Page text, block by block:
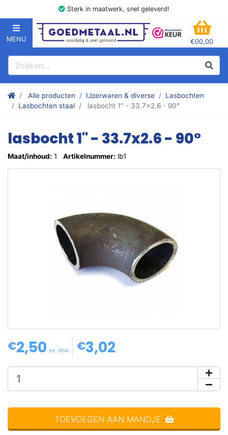
Sterk in maatwerk, snel geleverd!
MENU
GOEDMETAAL.NL
€00,00
Zoeken
Zoek
Stalen kokers, hoekstaal, Balk, Buizen Plat, Strippen, Plaat en
Alle producten IJzerwaren & diverse
Lasbochten
Lasbochten staal
lasbocht 1'' - 33.7x2.6 - 90°
lasbocht 1'' - 33.7x2.6 - 90°
Maat/inhoud: 1 Artikelnummer: lb1
op voorraad
€2,50 ex. btw €3,02
TOEVOEGEN AAN MANDJE